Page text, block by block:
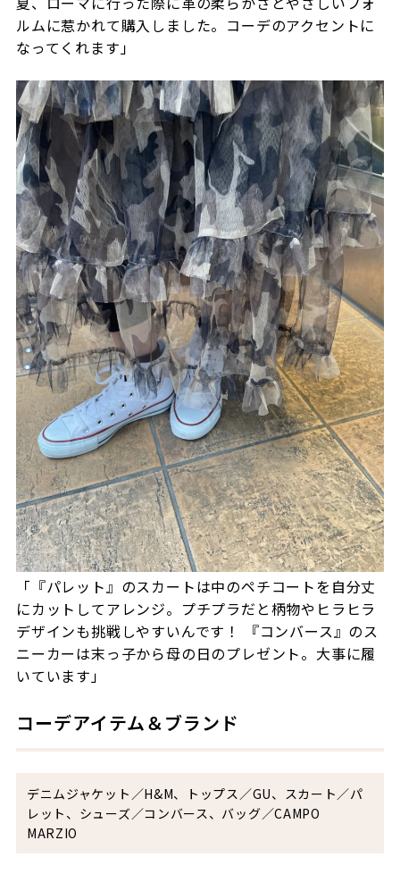
ルムに惹かれて購入しました。コーデのアクセントに
なってくれます」
「『パレット』のスカートは中のペチコートを自分丈
にカットしてアレンジ。プチプラだと柄物やヒラヒラ
デザインも挑戦しやすいんです！ 『コンバース』のス
ニーカーは末っ子から母の日のプレゼント。大事に履
いています」
コーデアイテム＆ブランド
デニムジャケット／H&M、トップス／GU、スカート／パ
レット、シューズ／コンバース、バッグ／CAMPO
MARZIO